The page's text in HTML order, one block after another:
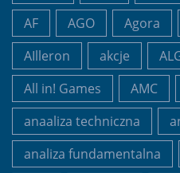
AF
AGO Agora
AIlleron
akcje
All in! Games
AMC
anaaliza techniczna
analiza fundamentalna